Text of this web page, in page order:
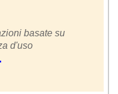
basate su
d'uso